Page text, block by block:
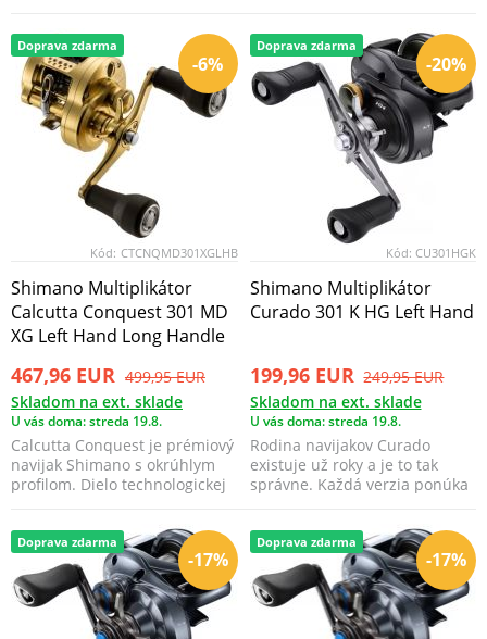
-6%
Doprava zdarma
Kód: CTCNQMD301XGLHB
Shimano Multiplikátor
Calcutta Conquest 301 MD
XG Left Hand Long Handle
467,96 EUR 499,95 EUR
Skladom na ext. sklade
U vás doma: streda 19.8.
Calcutta Conquest je prémiový
navijak Shimano s okrúhlym
profilom. Dielo technologickej
-20%
Doprava zdarma
Kód: CU301HGK
Shimano Multiplikátor
Curado 301 K HG Left Hand
199,96 EUR 249,95 EUR
Skladom na ext. sklade
U vás doma: streda 19.8.
Rodina navijakov Curado
existuje už roky a je to tak
správne. Každá verzia ponúka
-17%
Doprava zdarma
-17%
Doprava zdarma